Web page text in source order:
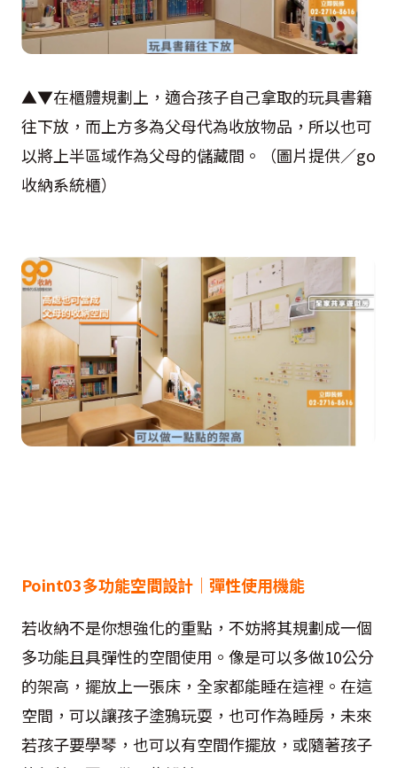
▲▼在櫃體規劃上，適合孩子自己拿取的玩具書籍
往下放，而上方多為父母代為收放物品，所以也可
以將上半區域作為父母的儲藏間。（圖片提供／go
收納系統櫃）
Point03多功能空間設計│彈性使用機能
若收納不是你想強化的重點，不妨將其規劃成一個
多功能且具彈性的空間使用。像是可以多做10公分
的架高，擺放上一張床，全家都能睡在這裡。在這
空間，可以讓孩子塗鴉玩耍，也可作為睡房，未來
若孩子要學琴，也可以有空間作擺放，或隨著孩子